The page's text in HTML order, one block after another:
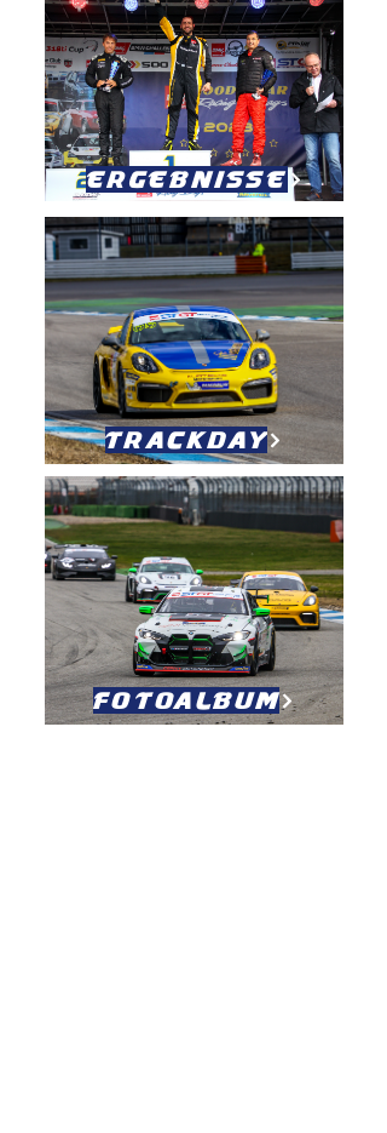
Ergebnisse
Trackday
Fotoalbum